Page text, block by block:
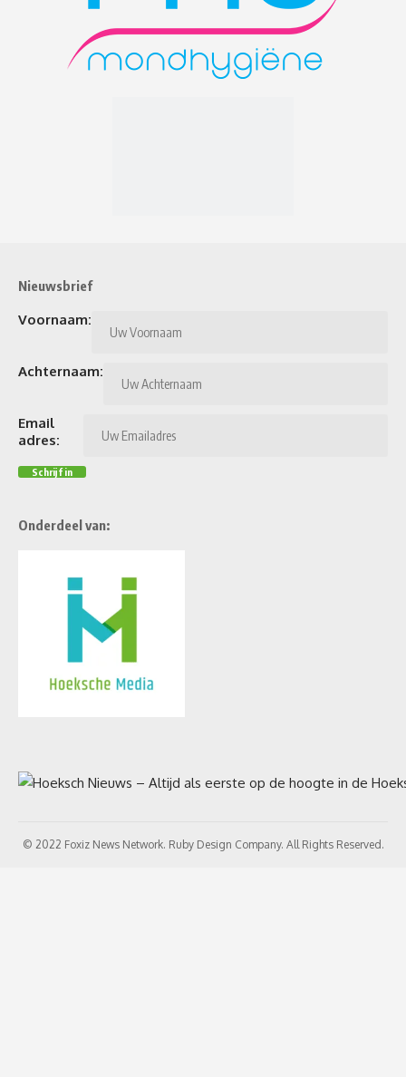
Nieuwsbrief
Voornaam:
Achternaam:
Email
adres:
Onderdeel van:
© 2022 Foxiz News Network. Ruby Design Company. All Rights Reserved.